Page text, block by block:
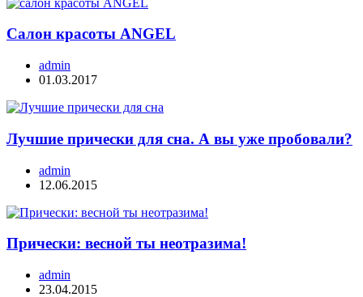
Салон красоты ANGEL
admin
01.03.2017
Лучшие прически для сна. А вы уже пробовали?
admin
12.06.2015
Прически: весной ты неотразима!
admin
23.04.2015